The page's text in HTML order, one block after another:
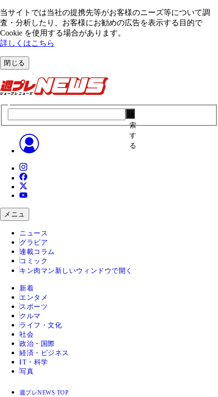
当サイトでは当社の提携先等がお客様のニーズ等について調
査・分析したり、お客様にお勧めの広告を表⽰する⽬的で
Cookie を使⽤する場合があります。
詳しくはこちら
閉じる
索
す
る
メニュ
ニュース
グラビア
連載コラム
コミック
キン肉マン 新しいウィンドウで開く
新着
エンタメ
スポーツ
クルマ
ライフ・文化
社会
政治・国際
経済・ビジネス
IT・科学
写真
週プレNEWS TOP